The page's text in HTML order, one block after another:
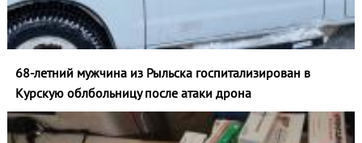
68-летний мужчина из Рыльска госпитализирован в
Курскую облбольницу после атаки дрона